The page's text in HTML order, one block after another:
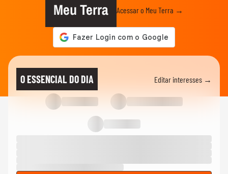
Meu Terra Acessar o Meu Terra →
O ESSENCIAL DO DIA Editar interesses →